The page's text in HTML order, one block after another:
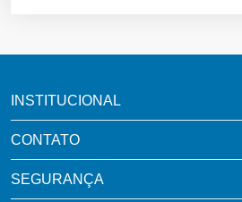
INSTITUCIONAL
CONTATO
SEGURANÇA